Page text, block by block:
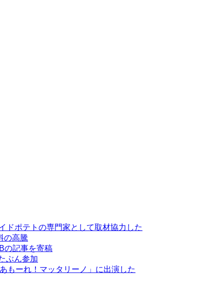
ドポテトの専門家として取材協力した
の高騰
の記事を寄稿
ぶん参加
もーれ！マッタリーノ」に出演した